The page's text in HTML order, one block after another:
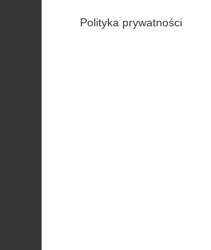
Polityka prywatności